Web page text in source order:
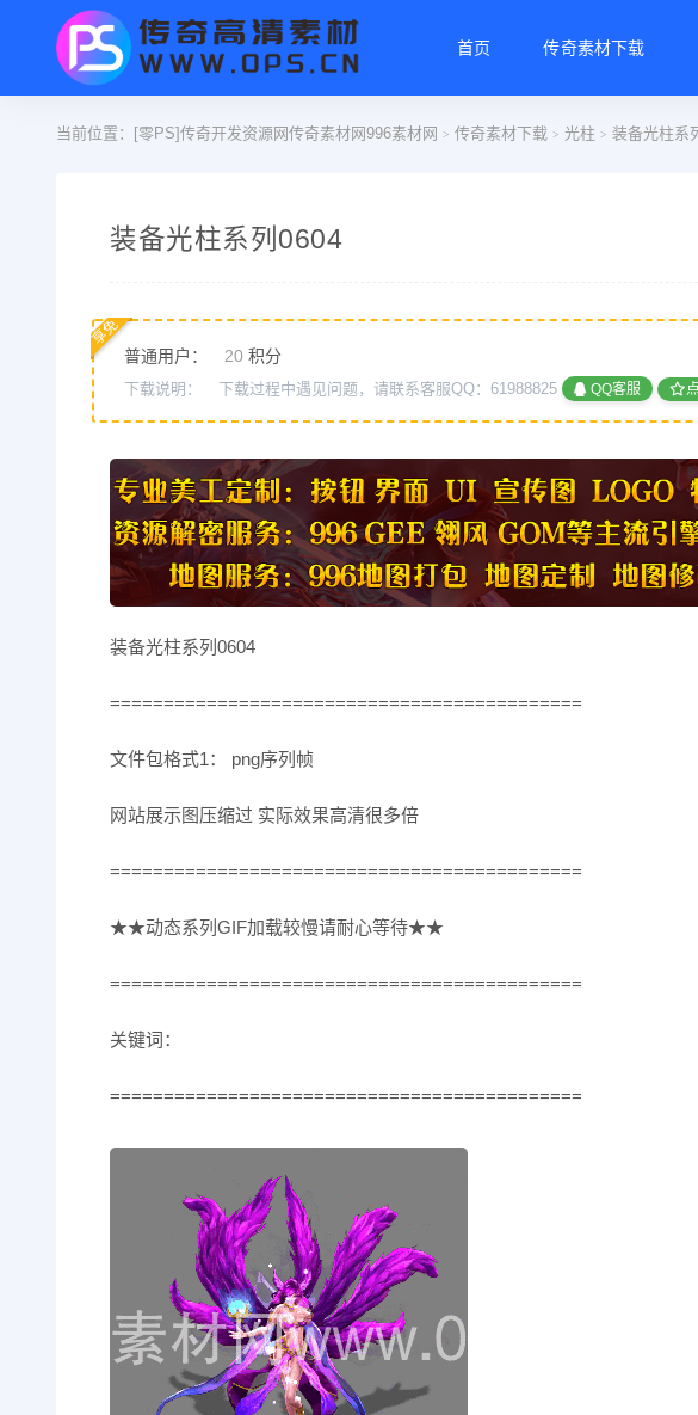
首页 传奇素材下载
当前位置： [零PS]传奇开发资源网传奇素材网996素材网 > 传奇素材下载 > 光柱 > 装备光柱系
装备光柱系列0604
普通用户： 20 积分
享免
下载说明： 下载过程中遇见问题，请联系客服QQ：61988825 QQ客服
装备光柱系列0604
============================================
文件包格式1： png序列帧
网站展示图压缩过 实际效果高清很多倍
============================================
★★动态系列GIF加载较慢请耐心等待★★
============================================
关键词：
============================================